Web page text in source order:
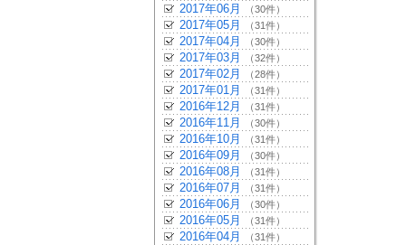
2017年06月 （30件）
2017年05月 （31件）
2017年04月 （30件）
2017年03月 （32件）
2017年02月 （28件）
2017年01月 （31件）
2016年12月 （31件）
2016年11月 （30件）
2016年10月 （31件）
2016年09月 （30件）
2016年08月 （31件）
2016年07月 （31件）
2016年06月 （30件）
2016年05月 （31件）
2016年04月 （31件）